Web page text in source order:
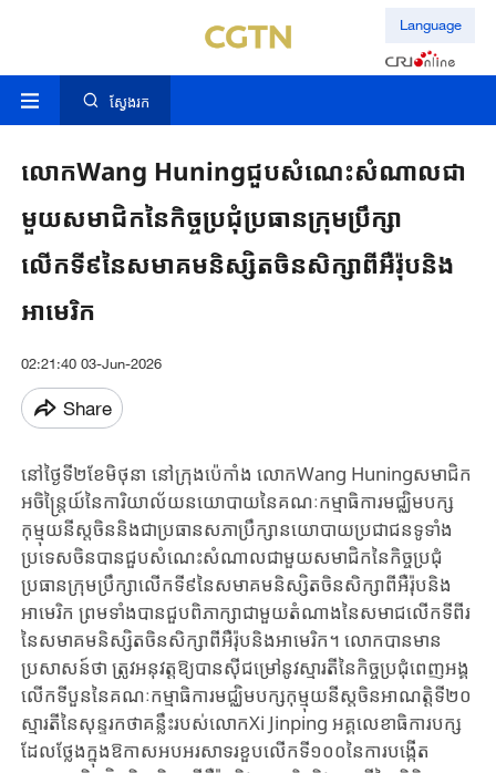
Language
ស្វែងរក
លោកWang Huningជួបសំណេះសំណាលជា
មួយសមាជិកនៃកិច្ចប្រជុំប្រធានក្រុមប្រឹក្សា
លើកទី៩នៃសមាគមនិស្សិតចិនសិក្សាពីអឺរ៉ុបនិង
អាមេរិក
02:21:40 03-Jun-2026
Share
នៅ​ថ្ងៃ​ទី​២​ខែ​មិថុនា នៅ​ក្រុង​ប៉េកាំង លោកWang Huning​សមាជិក​
អចិន្ត្រៃយ៍​នៃ​កា​រិយា​ល័យ​នយោបាយ​នៃគណៈកម្មាធិការ​មជ្ឈិម​បក្ស​
កុម្មុយនីស្ត​ចិន​និងជាប្រធាន​សភា​ប្រឹក្សាន​យោ​បាយ​ប្រជាជនទូទាំង​
ប្រទេស​ចិន​បាន​ជួប​សំណេះ​សំណាល​ជាមួយសមាជិក​នៃ​កិច្ច​ប្រជុំ​
ប្រធាន​ក្រុម​ប្រឹក្សា​លើកទី៩​នៃ​សមាគម​និស្សិត​ចិន​សិក្សា​ពី​អឺរ៉ុប​និង​
អាមេរិក​ ព្រម​ទាំង​បាន​ជួប​ពិភាក្សា​ជាមួយ​តំណាង​នៃសមាជ​លើកទីពីរ​
នៃ​សមាគម​និស្សិត​ចិន​សិក្សា​ពី​អឺរ៉ុប​និង​អាមេរិក។ លោកបានមាន
ប្រសាសន៍ថា ត្រូវ​អនុវត្តឱ្យបានស៊ី​ជម្រៅ​នូវស្មារតី​នៃកិច្ច​ប្រជុំ​ពេញអង្គ
លើកទីបួន​នៃគណៈកម្មាធិការមជ្ឈិម​បក្ស​កុម្មុយនីស្ត​ចិន​អាណត្តិ​ទី​២០
ស្មារតី​នៃ​សុន្ទរកថាគន្លឹះ​របស់លោក​Xi Jinping អគ្គលេខាធិការ​បក្ស​
ដែល​ថ្លែង​ក្នុងឱកាស​អបអរ​សា​ទរ​ខួប​លើក​ទី១០០នៃការបង្កើត